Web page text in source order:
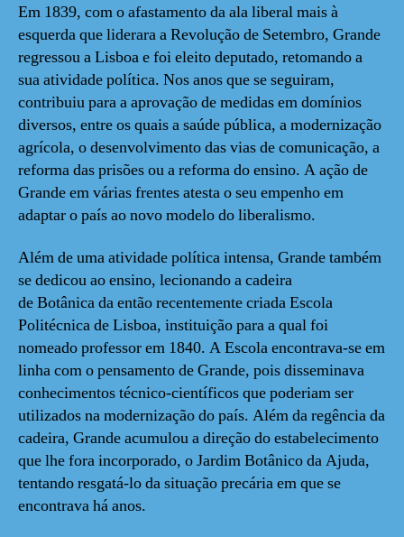
Em 1839, com o afastamento da ala liberal mais à
esquerda que liderara a Revolução de Setembro, Grande
regressou a Lisboa e foi eleito deputado, retomando a
sua atividade política. Nos anos que se seguiram,
contribuiu para a aprovação de medidas em domínios
diversos, entre os quais a saúde pública, a modernização
agrícola, o desenvolvimento das vias de comunicação, a
reforma das prisões ou a reforma do ensino. A ação de
Grande em várias frentes atesta o seu empenho em
adaptar o país ao novo modelo do liberalismo.
Além de uma atividade política intensa, Grande também
se dedicou ao ensino, lecionando a cadeira
de Botânica da então recentemente criada Escola
Politécnica de Lisboa, instituição para a qual foi
nomeado professor em 1840. A Escola encontrava-se em
linha com o pensamento de Grande, pois disseminava
conhecimentos técnico-científicos que poderiam ser
utilizados na modernização do país. Além da regência da
cadeira, Grande acumulou a direção do estabelecimento
que lhe fora incorporado, o Jardim Botânico da Ajuda,
tentando resgatá-lo da situação precária em que se
encontrava há anos.